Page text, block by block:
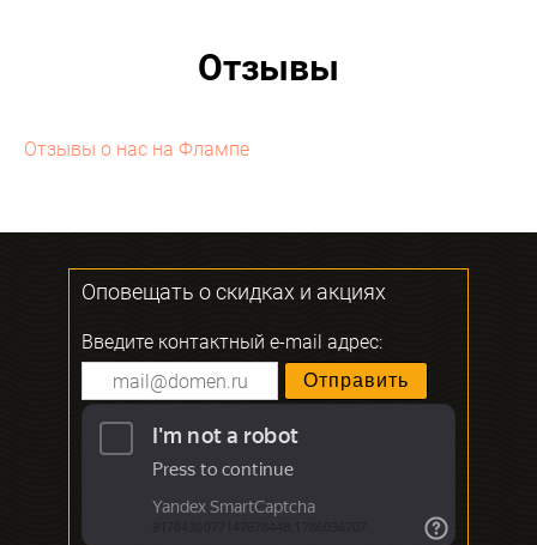
Отзывы
Отзывы о нас на Флампе
Оповещать о скидках и акциях
Введите контактный e-mail адрес: